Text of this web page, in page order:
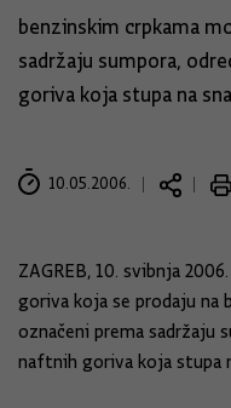
benzinskim crpkama
sadržaju sumpora,
goriva koja stupa na
10.05.2006.
ZAGREB, 10. svibnja
goriva koja se prodaju na
označeni prema sadržaju
naftnih goriva koja stupa